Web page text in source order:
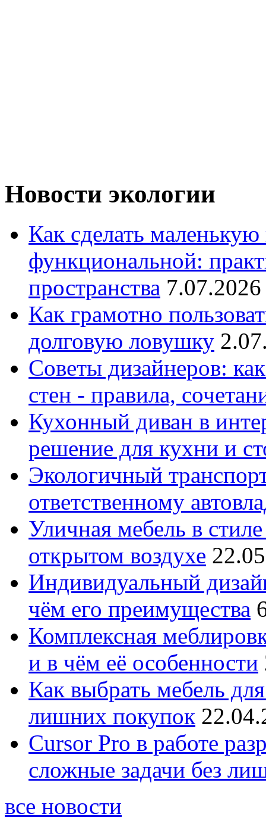
Новости экологии
Как сделать
функциональной:
пространства
Как грамотно
долговую ловушку
Советы дизайнеров:
стен - правила,
Кухонный диван в
решение для кухни и
Экологичный
ответственному
Уличная мебель в
открытом воздухе
Индивидуальный
чём его преимущества
Комплексная
и в чём её особенности
Как выбрать мебель
лишних покупок
Cursor Pro в работе
сложные задачи без
все новости